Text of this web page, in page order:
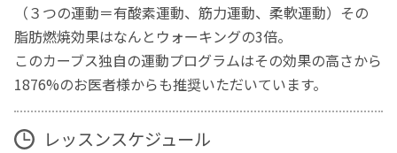
（３つの運動＝有酸素運動、筋力運動、柔軟運動）その
脂肪燃焼効果はなんとウォーキングの3倍。
このカーブス独自の運動プログラムはその効果の高さから
1876%のお医者様からも推奨いただいています。
レッスンスケジュール